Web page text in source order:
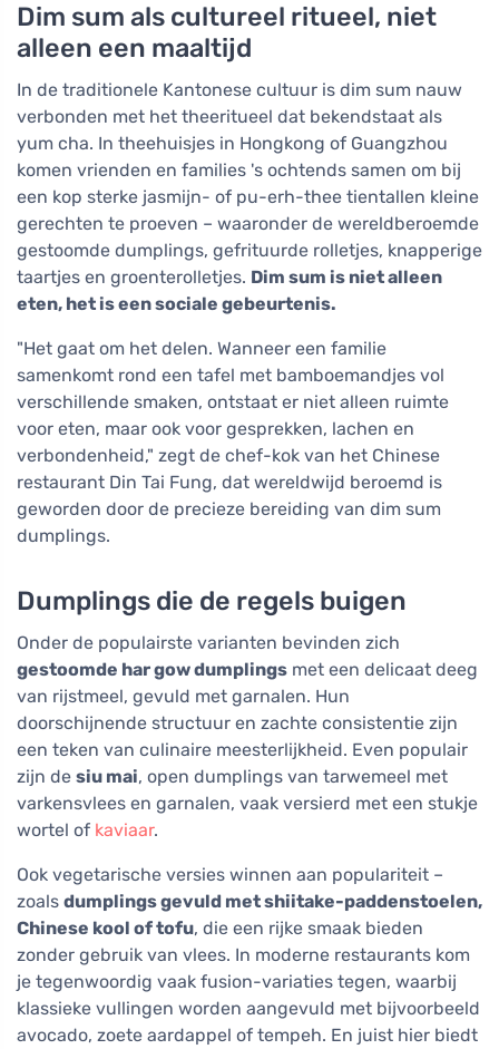
Dim sum als cultureel ritueel, niet
alleen een maaltijd
In de traditionele Kantonese cultuur is dim sum nauw
verbonden met het theeritueel dat bekendstaat als
yum cha. In theehuisjes in Hongkong of Guangzhou
komen vrienden en families 's ochtends samen om bij
een kop sterke jasmijn- of pu-erh-thee tientallen kleine
gerechten te proeven – waaronder de wereldberoemde
gestoomde dumplings, gefrituurde rolletjes, knapperige
taartjes en groenterolletjes. Dim sum is niet alleen
eten, het is een sociale gebeurtenis.
"Het gaat om het delen. Wanneer een familie
samenkomt rond een tafel met bamboemandjes vol
verschillende smaken, ontstaat er niet alleen ruimte
voor eten, maar ook voor gesprekken, lachen en
verbondenheid," zegt de chef-kok van het Chinese
restaurant Din Tai Fung, dat wereldwijd beroemd is
geworden door de precieze bereiding van dim sum
dumplings.
Dumplings die de regels buigen
Onder de populairste varianten bevinden zich
gestoomde har gow dumplings met een delicaat deeg
van rijstmeel, gevuld met garnalen. Hun
doorschijnende structuur en zachte consistentie zijn
een teken van culinaire meesterlijkheid. Even populair
zijn de siu mai, open dumplings van tarwemeel met
varkensvlees en garnalen, vaak versierd met een stukje
wortel of kaviaar.
Ook vegetarische versies winnen aan populariteit –
zoals dumplings gevuld met shiitake-paddenstoelen,
Chinese kool of tofu, die een rijke smaak bieden
zonder gebruik van vlees. In moderne restaurants kom
je tegenwoordig vaak fusion-variaties tegen, waarbij
klassieke vullingen worden aangevuld met bijvoorbeeld
avocado, zoete aardappel of tempeh. En juist hier biedt